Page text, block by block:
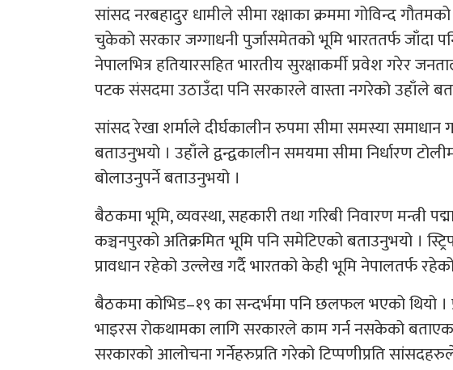
सांसद नरबहादुर धामीले सीमा रक्षाका क्रममा गोविन्द
चुकेको सरकार जग्गाधनी पुर्जासमेतको भूमि भारततर्फ जाँदा
नेपालभित्र हतियारसहित भारतीय सुरक्षाकर्मी प्रवेश गरेर
पटक संसदमा उठाउँदा पनि सरकारले वास्ता नगरेको उहाँले
सांसद रेखा शर्माले दीर्घकालीन रुपमा सीमा समस्या समाधान
बताउनुभयो । उहाँले द्वन्द्वकालीन समयमा सीमा निर्धारण
बोलाउनुपर्ने बताउनुभयो ।
बैठकमा भूमि, व्यवस्था, सहकारी तथा गरिबी निवारण मन्त्री
कञ्चनपुरको अतिक्रमित भूमि पनि समेटिएको बताउनुभयो ।
प्रावधान रहेको उल्लेख गर्दै भारतको केही भूमि नेपालतर्फ
बैठकमा कोभिड–१९ का सन्दर्भमा पनि छलफल भएको थियो ।
भाइरस रोकथामका लागि सरकारले काम गर्न नसकेको
सरकारको आलोचना गर्नेहरुप्रति गरेको टिप्पणीप्रति